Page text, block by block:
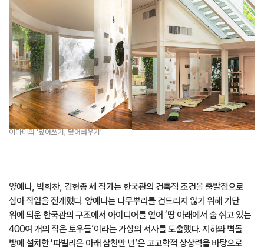
이다미의 ‘덮어쓰기, 덮어씌우기’
양예나, 박희찬, 김현종 세 작가는 한국관의 건축적 조건을 출발점으로
삼아 작업을 전개했다. 양예나는 나무뿌리를 건드리지 않기 위해 기단
위에 띄운 한국관의 구조에서 아이디어를 얻어 ‘땅 아래에서 숨 쉬고 있는
400여 개의 작은 토우들’이라는 가상의 서사를 도출했다. 지하와 벽돌
방에 설치한 ‘파빌리온 아래 삼천만 년’은 고고학적 상상력을 바탕으로